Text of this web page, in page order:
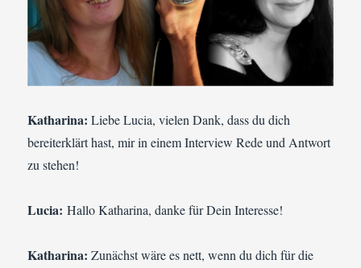
Katharina: Liebe Lucia, vielen Dank, dass du dich
bereiterklärt hast, mir in einem Interview Rede und Antwort
zu stehen!
Lucia:Hallo Katharina, danke für Dein Interesse!
Katharina: Zunächst wäre es nett, wenn du dich für die